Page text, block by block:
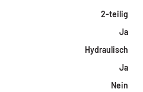
2-teilig
Ja
Hydraulisch
Ja
Nein